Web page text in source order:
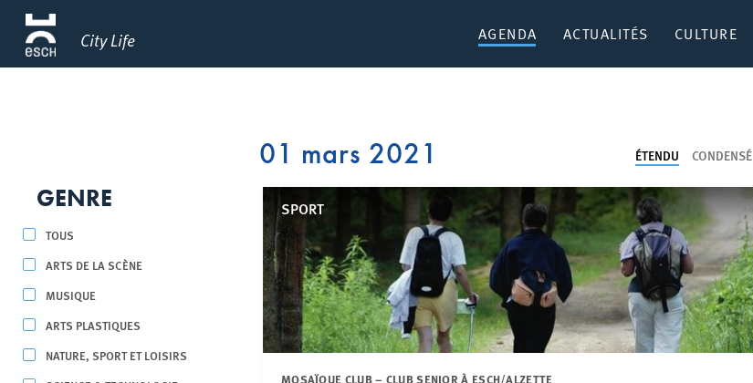
City Life AGENDA ACTUALITÉS CULTURE
GENRE
TOUS
ARTS DE LA SCÈNE
MUSIQUE
ARTS PLASTIQUES
NATURE, SPORT ET LOISIRS
ÉTENDU CONDENSÉ
01 mars 2021
SPORT
MOSAÏQUE CLUB – CLUB SENIOR À ESCH/ALZETTE